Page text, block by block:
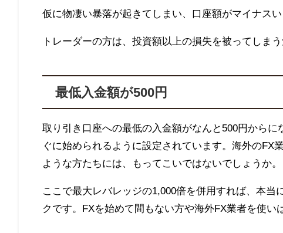
仮に物凄い暴落が起きてしまい、口座額がマイナス
トレーダーの方は、投資額以上の損失を被ってしま
最低入金額が500円
取り引き口座への最低の入金額がなんと500円から
ぐに始められるように設定されています。海外のFX
ような方たちには、もってこいではないでしょうか。
ここで最大レバレッジの1,000倍を併用すれば、本
クです。FXを始めて間もない方や海外FX業者を使い